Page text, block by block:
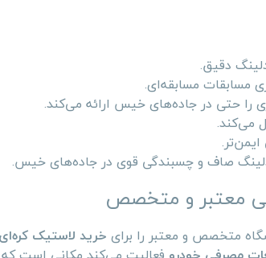
معتبر و متخصص
متخصص و معتبر را برای خرید لاستیک کره‌ای